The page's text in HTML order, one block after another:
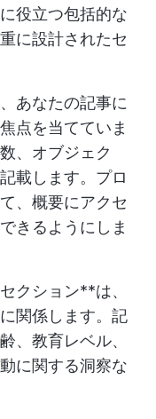
役立つ包括的な
に設計されたセ
あなたの記事に
点を当てていま
、オブジェク
載します。プロ
、概要にアクセ
きるようにしま
クション**は、
関係します。記
、教育レベル、
に関する洞察な